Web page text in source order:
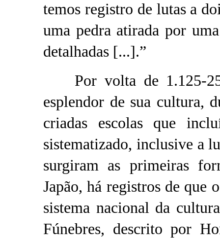
temos registro de lutas a
uma pedra atirada por
detalhadas [...].”
Por volta de 1.125-
esplendor de sua cultura,
criadas escolas que
sistematizado, inclusive a
surgiram as primeiras
Japão, há registros de que
sistema nacional da
Fúnebres, descrito por